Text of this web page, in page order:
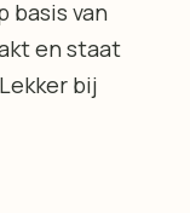
basis van
en staat
bij